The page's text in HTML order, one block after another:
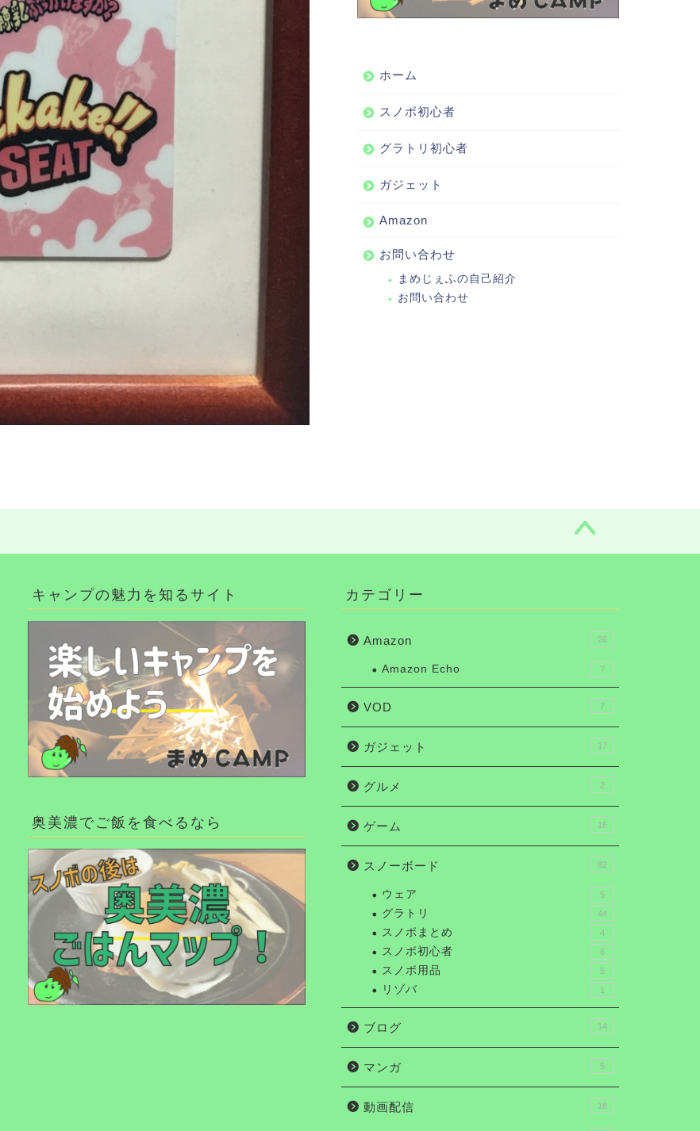
ホーム
スノボ初心者
グラトリ初心者
ガジェット
Amazon
お問い合わせ
まめじぇふの自己紹介
お問い合わせ
キャンプの魅力を知るサイト
奥美濃でご飯を食べるなら
カテゴリー
Amazon 26
Amazon Echo 7
VOD 7
ガジェット 17
グルメ 2
ゲーム 16
スノーボード 82
ウェア 5
グラトリ 44
スノボまとめ 4
スノボ初心者 6
スノボ用品 5
リゾバ 1
ブログ 14
マンガ 5
動画配信 18